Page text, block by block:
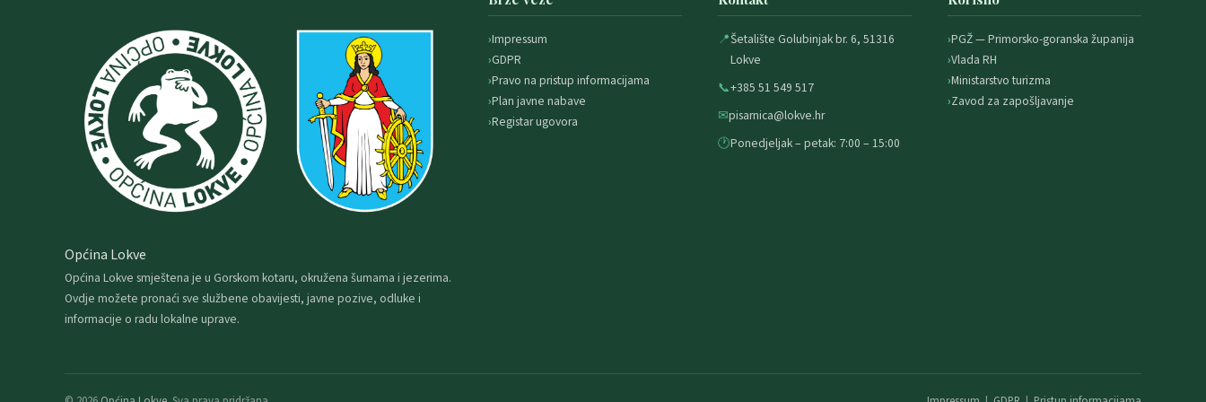
Općina Lokve
Općina Lokve smještena je u Gorskom kotaru, okružena šumama i jezerima.
Ovdje možete pronaći sve službene obavijesti, javne pozive, odluke i
informacije o radu lokalne uprave.
Impressum
GDPR
Pravo na pristup informacijama
Plan javne nabave
Registar ugovora
📍Šetalište Golubinjak br. 6, 51316
Lokve
📞+385 51 549 517
✉pisarnica@lokve.hr
🕐Ponedjeljak – petak: 7:00 – 15:00
PGŽ — Primorsko-goranska županija
Vlada RH
Ministarstvo turizma
Zavod za zapošljavanje